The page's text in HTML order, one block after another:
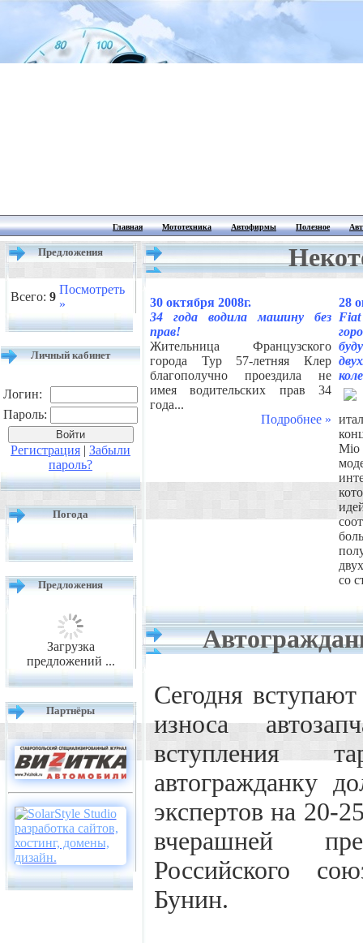
Главная Мототехника Автофирмы Полезное
Предложения
Всего: 9
Посмотреть
»
Личный кабинет
Логин:
Пароль:
Регистрация | Забыли
пароль?
Погода
Предложения
Загрузка
предложений ...
Партнёры
30 октября 2008г.
34 года водила машину без
прав!
Жительница Французского
города Тур 57-летняя Клер
благополучно проездила не
имея водительских прав 34
года...
Подробнее »
28
со
Сегодня
износа
вступления
автогражданку
экспертов на 20-
вчерашней
Российского
Бунин.